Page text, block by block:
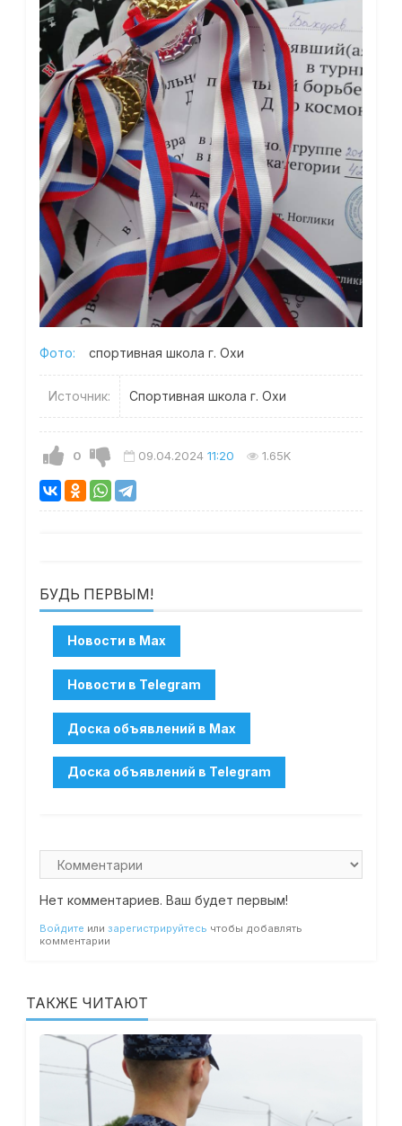
Фото: спортивная школа г. Охи
Источник: Спортивная школа г. Охи
0 09.04.2024 11:20 1.65K
БУДЬ ПЕРВЫМ!
Нет комментариев. Ваш будет первым!
Войдите или зарегистрируйтесь чтобы добавлять
комментарии
ТАКЖЕ ЧИТАЮТ